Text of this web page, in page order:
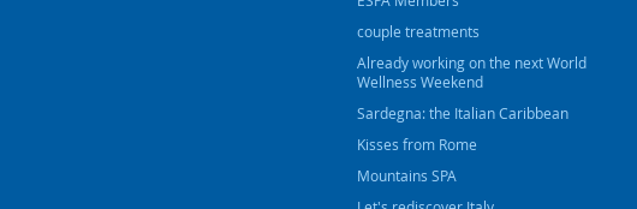
couple treatments
Already working on the next World
Wellness Weekend
Sardegna: the Italian Caribbean
Kisses from Rome
Mountains SPA